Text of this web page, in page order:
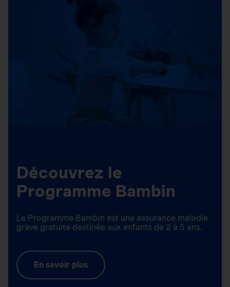
Découvrez le
Programme Bambin
Le Programme Bambin est une assurance maladie
grave gratuite destinée aux enfants de 2 à 5 ans.
En savoir plus